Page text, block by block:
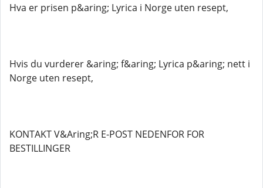
Hva er prisen p&aring; Lyrica i Norge uten resept,
Hvis du vurderer &aring; f&aring; Lyrica p&aring; nett i
Norge uten resept,
KONTAKT V&Aring;R E-POST NEDENFOR FOR
BESTILLINGER